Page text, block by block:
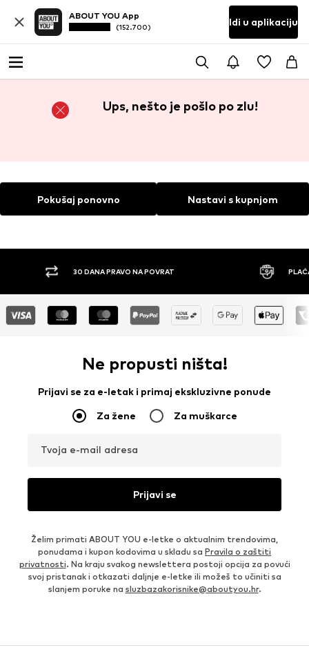
ABOUT YOU App
(152.700) Idi u aplikaciju
Ups, nešto je pošlo po zlu!
Pokušaj ponovno Nastavi s kupnjom
30 DANA PRAVO NA POVRAT
Ne propusti ništa!
Prijavi se za e-letak i primaj ekskluzivne ponude
Za žene Za muškarce
Tvoja e-mail adresa
Prijavi se
Želim primati ABOUT YOU e-letke o aktualnim trendovima,
ponudama i kupon kodovima u skladu sa Pravila o zaštiti
privatnosti. Na kraju svakog newslettera postoji opcija za povući
svoj pristanak i otkazati daljnje e-letke ili možeš to učiniti sa
slanjem poruke na sluzbazakorisnike@aboutyou.hr.